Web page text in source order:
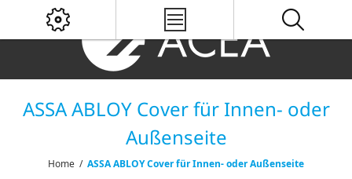
ASSA ABLOY Cover für Innen- oder
Außenseite
Home / ASSA ABLOY Cover für Innen- oder Außenseite